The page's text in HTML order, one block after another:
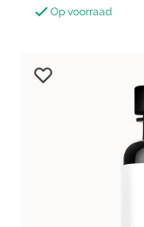
Op voorraad